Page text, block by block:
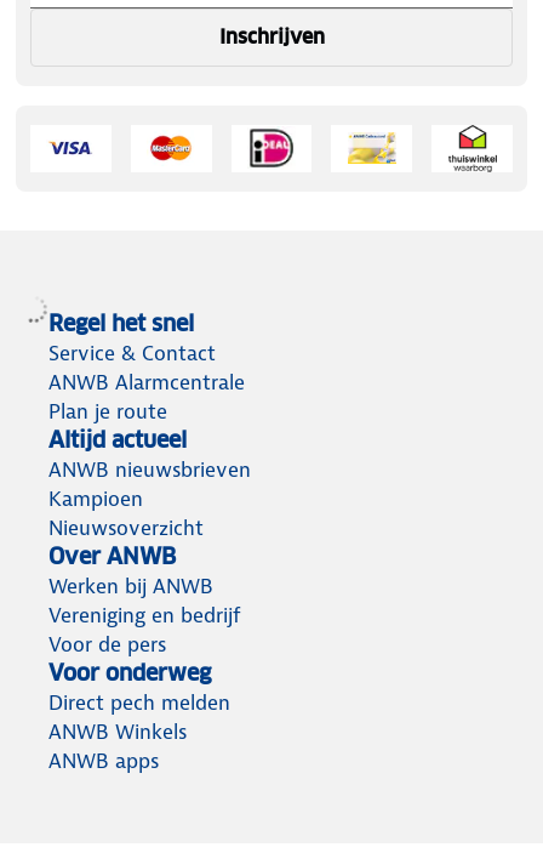
Inschrijven
Regel het snel
Service & Contact
ANWB Alarmcentrale
Plan je route
Altijd actueel
ANWB nieuwsbrieven
Kampioen
Nieuwsoverzicht
Over ANWB
Werken bij ANWB
Vereniging en bedrijf
Voor de pers
Voor onderweg
Direct pech melden
ANWB Winkels
ANWB apps